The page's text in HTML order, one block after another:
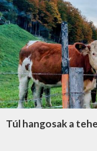
Túl hangosak a